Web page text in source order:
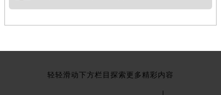
轻轻滑动下方栏目探索更多精彩内容